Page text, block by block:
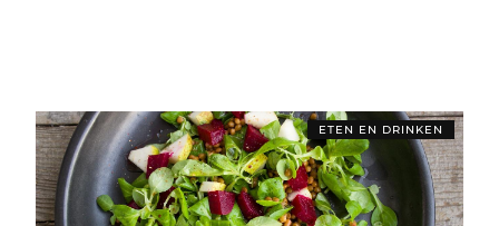
ETEN EN DRINKEN